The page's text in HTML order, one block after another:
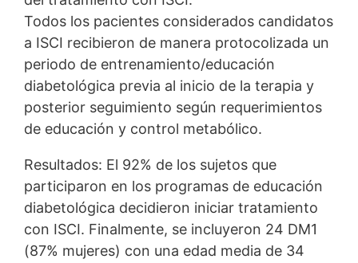
Todos los pacientes considerados candidatos
a ISCI recibieron de manera protocolizada un
periodo de entrenamiento/educación
diabetológica previa al inicio de la terapia y
posterior seguimiento según requerimientos
de educación y control metabólico.
Resultados: El 92% de los sujetos que
participaron en los programas de educación
diabetológica decidieron iniciar tratamiento
con ISCI. Finalmente, se incluyeron 24 DM1
(87% mujeres) con una edad media de 34